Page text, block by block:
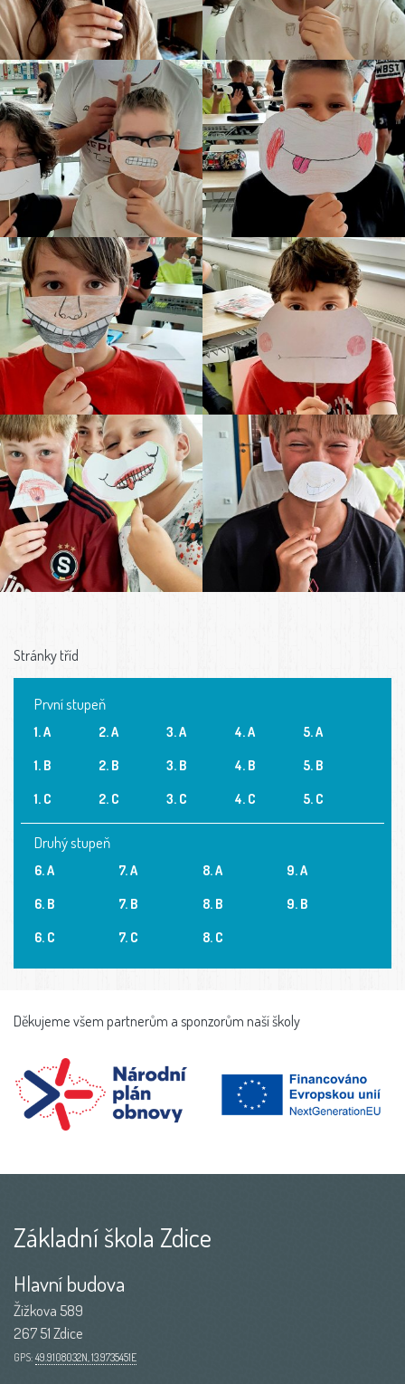
Stránky tříd
První stupeň
1. A
1. B
1. C
2. A
2. B
2. C
3. A
3. B
3. C
4. A
4. B
4. C
5. A
5. B
5. C
Druhý stupeň
6. A
6. B
6. C
7. A
7. B
7. C
8. A
8. B
8. C
9. A
9. B
Děkujeme všem partnerům a sponzorům naší školy
Základní škola Zdice
Hlavní budova
Žižkova 589
267 51 Zdice
GPS: 49.9108032N, 13.9735451E